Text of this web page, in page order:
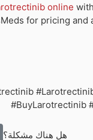
online
for pricing and
#BuyLarotrectinib
هل هناك مشكلة؟